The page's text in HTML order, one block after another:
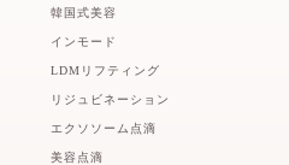
韓国式美容
インモード
LDMリフティング
リジュビネーション
エクソソーム点滴
美容点滴